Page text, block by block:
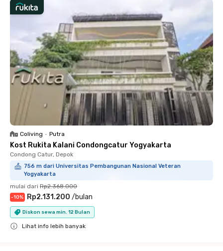
Coliving • Putra
Kost Rukita Kalani Condongcatur Yogyakarta
Condong Catur, Depok
756 m dari Universitas Pembangunan Nasional Veteran
Yogyakarta
mulai dari Rp2.368.000
-10% Rp2.131.200 /bulan
Diskon sewa min. 12 Bulan
Lihat info lebih banyak